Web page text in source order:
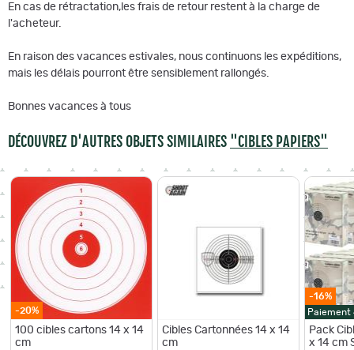
En cas de rétractation,les frais de retour restent à la charge de
l'acheteur.
En raison des vacances estivales, nous continuons les expéditions,
mais les délais pourront être sensiblement rallongés.
Bonnes vacances à tous
DÉCOUVREZ D'AUTRES OBJETS SIMILAIRES "CIBLES PAPIERS"
-20%
100 cibles cartons 14 x 14
cm
Cibles Cartonnées 14 x 14
cm
-16%
Paiement
Pack
x 14 cm